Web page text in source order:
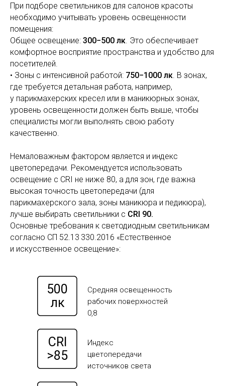
При подборе светильников для салонов красоты
необходимо учитывать уровень освещенности
помещения:
Общее освещение: 300−500 лк. Это обеспечивает
комфортное восприятие пространства и удобство для
посетителей.
• Зоны с интенсивной работой: 750−1000 лк. В зонах,
где требуется детальная работа, например,
у парикмахерских кресел или в маникюрных зонах,
уровень освещенности должен быть выше, чтобы
специалисты могли выполнять свою работу
качественно.
Немаловажным фактором является и индекс
цветопередачи. Рекомендуется использовать
освещение с CRI не ниже 80, а для зон, где важна
высокая точность цветопередачи (для
парикмахерского зала, зоны маникюра и педикюра),
лучше выбирать светильники с CRI 90.
Основные требования к светодиодным светильникам
согласно СП 52.13 330.2016 «Естественное
и искусственное освещение»:
CRI
>85
Индекс
цветопередачи
источников света
500
лк
Средняя освещенность
рабочих поверхностей
0,8